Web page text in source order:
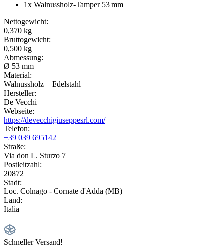
1x Walnussholz-Tamper 53 mm
Nettogewicht:
0,370 kg
Bruttogewicht:
0,500 kg
Abmessung:
Ø 53 mm
Material:
Walnussholz + Edelstahl
Hersteller:
De Vecchi
Webseite:
https://devecchigiuseppesrl.com/
Telefon:
+39 039 695142
Straße:
Via don L. Sturzo 7
Postleitzahl:
20872
Stadt:
Loc. Colnago - Cornate d'Adda (MB)
Land:
Italia
Schneller Versand!